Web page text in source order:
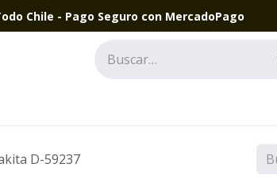
Chile - Pago Seguro con MercadoPago
D-59237